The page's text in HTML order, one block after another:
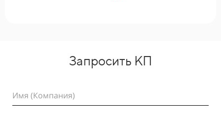
Запросить КП
Имя (Компания)